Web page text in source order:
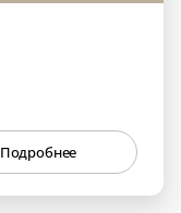
Подробнее